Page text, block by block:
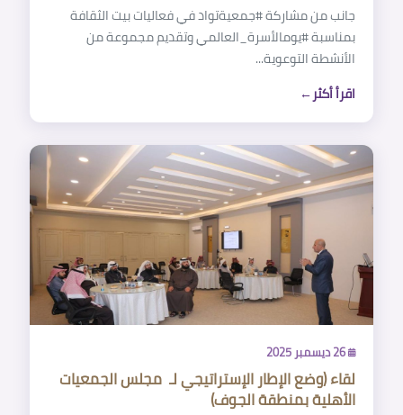
‏جانب من مشاركة ‎#جمعيةتواد في فعاليات بيت الثقافة
بمناسبة ‎#يومالأسرة_العالمي وتقديم مجموعة من
الأنشطة التوعوية...
اقرأ أكثر
26 ديسمبر 2025
لقاء (وضع الإطار الإستراتيجي لـ ‎ مجلس الجمعيات
الأهلية بمنطقة الجوف)